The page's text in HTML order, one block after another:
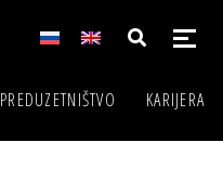
PREDUZETNIŠTVO KARIJERA